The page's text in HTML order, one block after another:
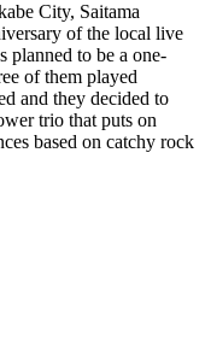
City, Saitama
of the local live
to be a one-
of them played
and they decided to
trio that puts on
based on catchy rock